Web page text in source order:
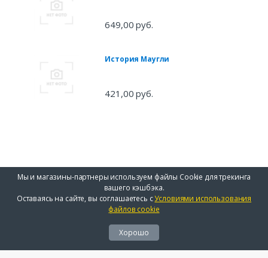
649,00 руб.
История Маугли
421,00 руб.
Мы и магазины-партнеры используем файлы Cookie для трекинга
вашего кэшбэка.
Оставаясь на сайте, вы соглашаетесь сУсловиями использования
файлов cookie
Хорошо